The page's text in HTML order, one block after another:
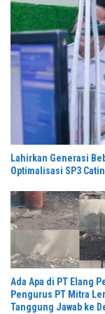
Lahirkan Generasi
Optimalisasi SP3 Catin
Ada Apa di PT Elang
Pengurus PT Mitra
Tanggung Jawab ke